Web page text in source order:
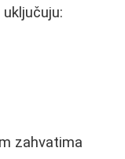
zahvatima